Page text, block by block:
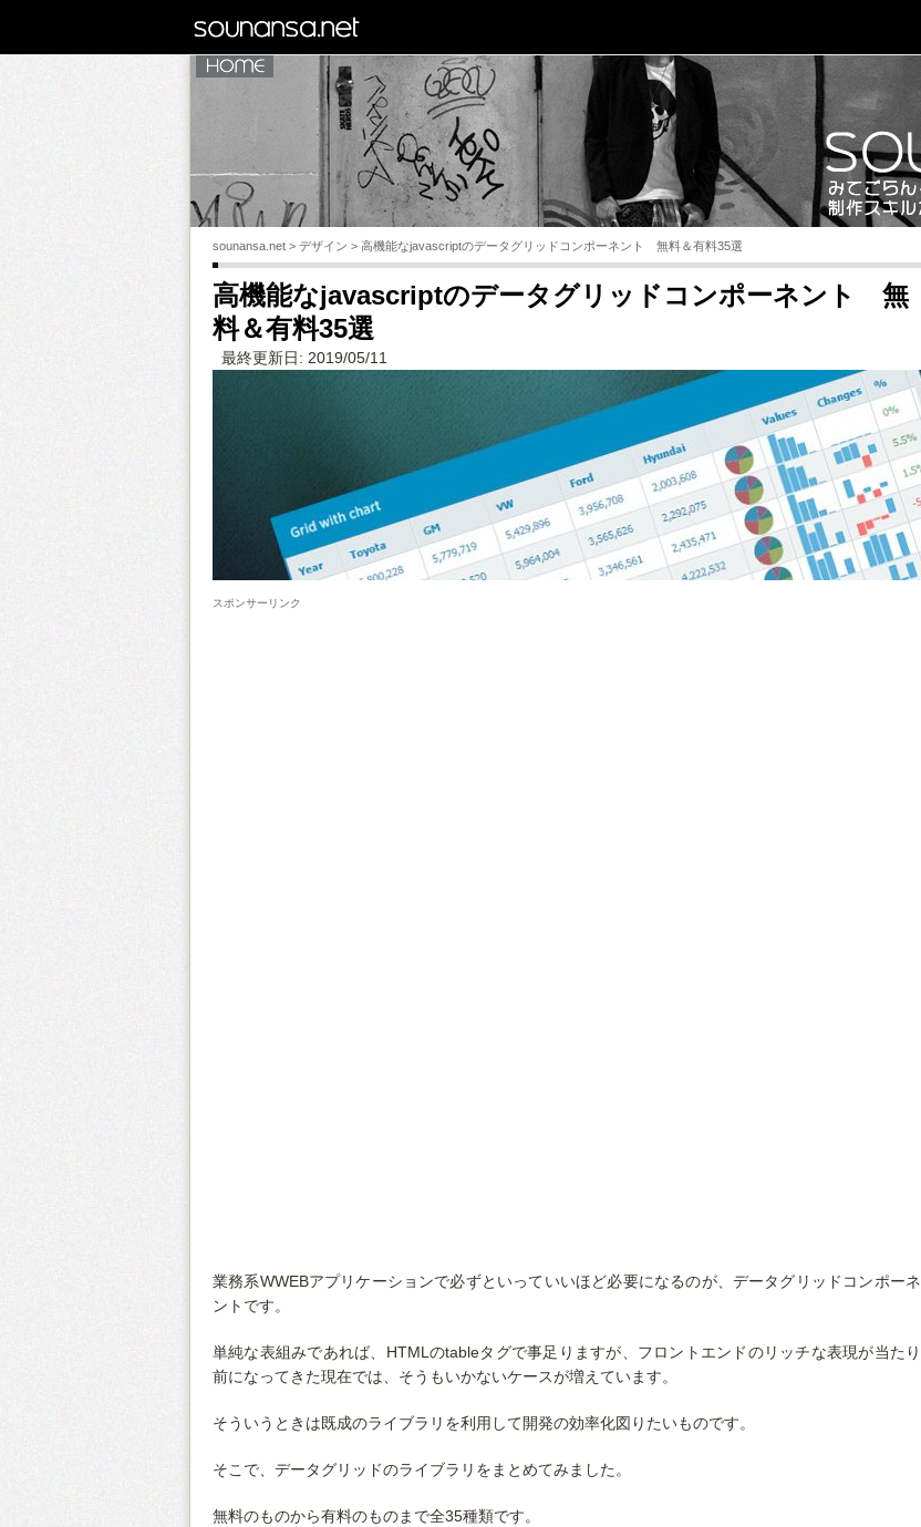
sounansa.net
sounansa.net
sounansa.net > デザイン > 高機能なjavascriptのデータグリッドコンポーネント 無料＆有料35選
高機能なjavascriptのデータグリッドコンポーネント 無
料＆有料35選
最終更新日: 2019/05/11
スポンサーリンク
業務系WWEBアプリケーションで必ずといっていいほど必要になるのが、データグリッドコンポーネ
ントです。
単純な表組みであれば、HTMLのtableタグで事足りますが、フロントエンドのリッチな表現が当たり
前になってきた現在では、そうもいかないケースが増えています。
そういうときは既成のライブラリを利用して開発の効率化図りたいものです。
そこで、データグリッドのライブラリをまとめてみました。
無料のものから有料のものまで全35種類です。